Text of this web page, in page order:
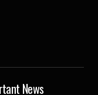
News